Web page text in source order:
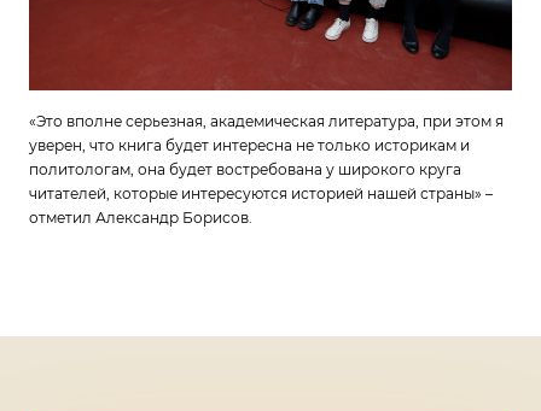
«Это вполне серьезная, академическая литература, при этом я
уверен, что книга будет интересна не только историкам и
политологам, она будет востребована у широкого круга
читателей, которые интересуются историей нашей страны» –
отметил Александр Борисов.